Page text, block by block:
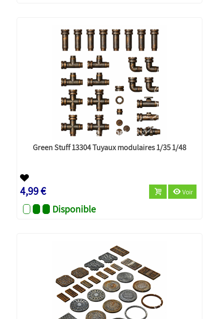
Green Stuff 13304 Tuyaux modulaires 1/35 1/48
4,99 € Voir
Disponible